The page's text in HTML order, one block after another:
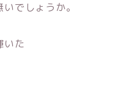
でしょうか。
いた